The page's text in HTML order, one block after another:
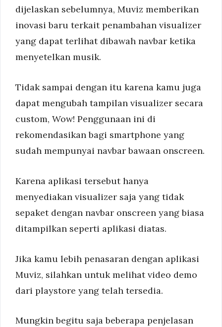
dijelaskan sebelumnya, Muviz memberikan
inovasi baru terkait penambahan visualizer
yang dapat terlihat dibawah navbar ketika
menyetelkan musik.
Tidak sampai dengan itu karena kamu juga
dapat mengubah tampilan visualizer secara
custom, Wow! Penggunaan ini di
rekomendasikan bagi smartphone yang
sudah mempunyai navbar bawaan onscreen.
Karena aplikasi tersebut hanya
menyediakan visualizer saja yang tidak
sepaket dengan navbar onscreen yang biasa
ditampilkan seperti aplikasi diatas.
Jika kamu lebih penasaran dengan aplikasi
Muviz, silahkan untuk melihat video demo
dari playstore yang telah tersedia.
Mungkin begitu saja beberapa penjelasan